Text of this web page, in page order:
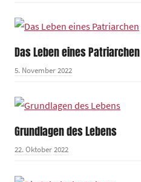
Das Leben eines Patriarchen
5. November 2022
Grundlagen des Lebens
22. Oktober 2022